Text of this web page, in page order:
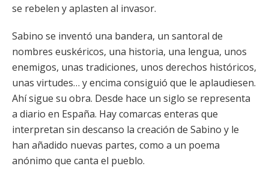
se rebelen y aplasten al invasor.
Sabino se inventó una bandera, un santoral de
nombres euskéricos, una historia, una lengua, unos
enemigos, unas tradiciones, unos derechos históricos,
unas virtudes… y encima consiguió que le aplaudiesen.
Ahí sigue su obra. Desde hace un siglo se representa
a diario en España. Hay comarcas enteras que
interpretan sin descanso la creación de Sabino y le
han añadido nuevas partes, como a un poema
anónimo que canta el pueblo.